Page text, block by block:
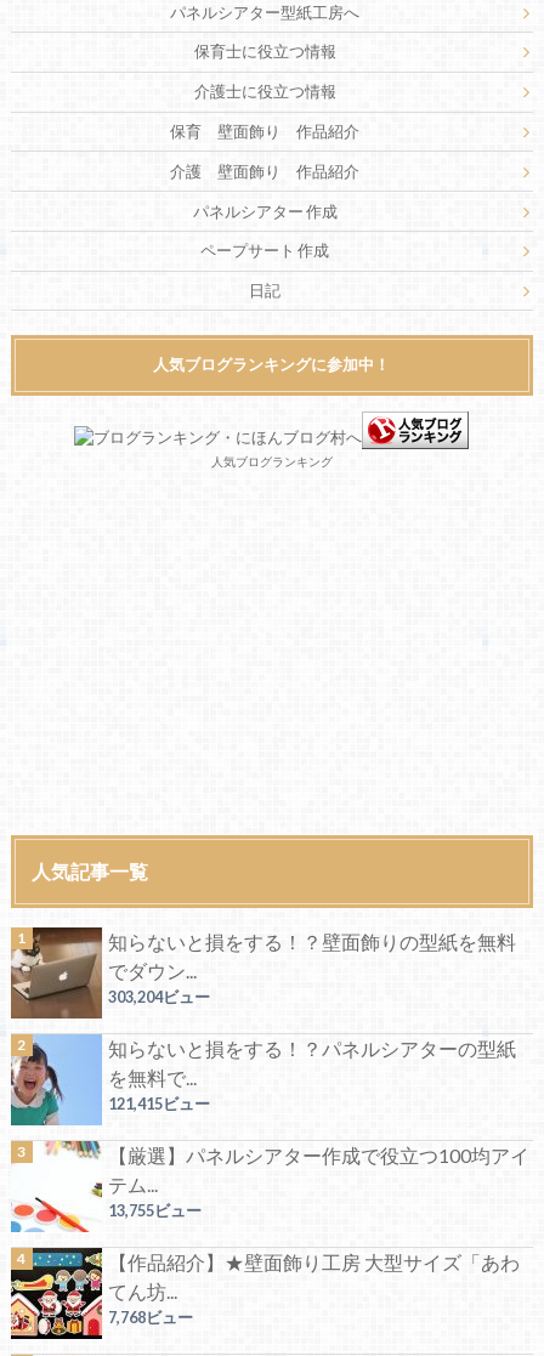
パネルシアター型紙工房へ
保育士に役立つ情報
介護士に役立つ情報
保育 壁面飾り 作品紹介
介護 壁面飾り 作品紹介
パネルシアター 作成
ペープサート 作成
日記
人気ブログランキングに参加中！
人気ブログランキング
人気記事一覧
知らないと損をする！？壁面飾りの型紙を無料
でダウン...
303,204ビュー
知らないと損をする！？パネルシアターの型紙
を無料で...
121,415ビュー
【厳選】パネルシアター作成で役立つ100均アイ
テム...
13,755ビュー
【作品紹介】★壁面飾り工房 大型サイズ「あわ
てん坊...
7,768ビュー